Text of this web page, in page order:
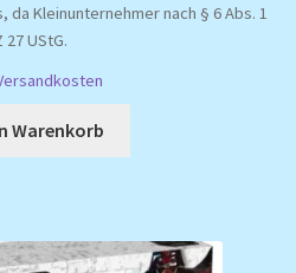
war:
39,99 €
ist:
Kleinunternehmer nach § 6 Abs. 1
27 UStG.
Warenkorb